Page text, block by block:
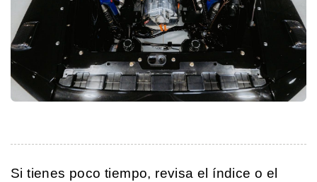
Si tienes poco tiempo, revisa el índice o el